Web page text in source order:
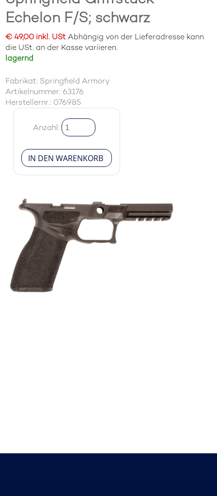
Echelon F/S; schwarz
€ 49,00 inkl. UStAbhängig von der Lieferadresse kann
die USt. an der Kasse variieren.
lagernd
Fabrikat: Springfield Armory
Artikelnummer: 63176
Herstellernr.: 076985
Anzahl: